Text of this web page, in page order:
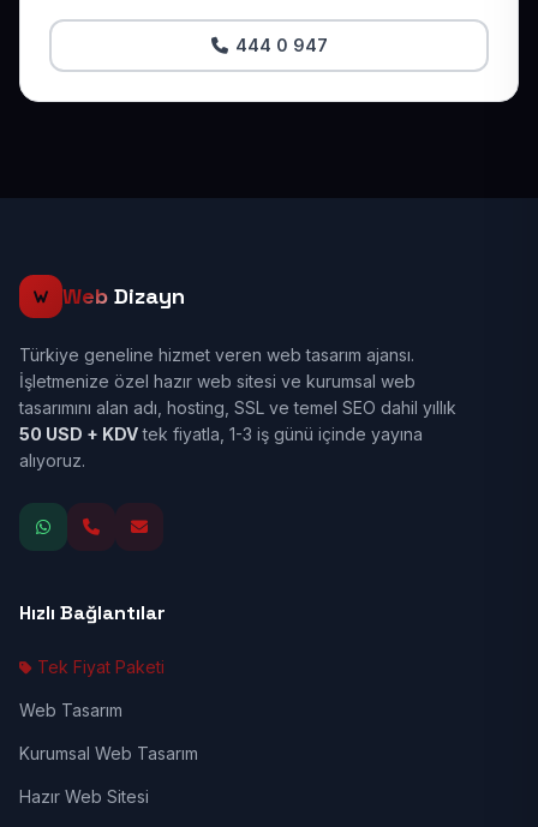
444 0 947
Web Dizayn
Türkiye geneline hizmet veren web tasarım ajansı.
İşletmenize özel hazır web sitesi ve kurumsal web
tasarımını alan adı, hosting, SSL ve temel SEO dahil yıllık
50 USD + KDVtek fiyatla, 1-3 iş günü içinde yayına
alıyoruz.
Hızlı Bağlantılar
Tek Fiyat Paketi
Web Tasarım
Kurumsal Web Tasarım
Hazır Web Sitesi